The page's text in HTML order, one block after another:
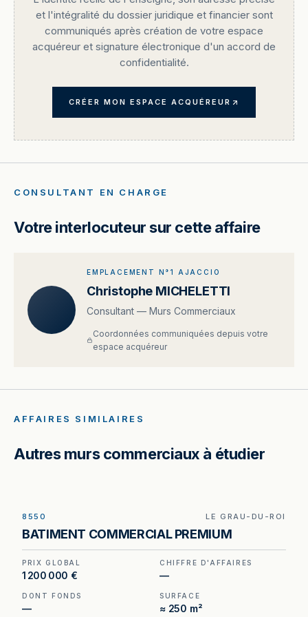
et l'intégralité du dossier juridique et financier sont
communiqués après création de votre espace
acquéreur et signature électronique d'un accord de
confidentialité.
CRÉER MON ESPACE ACQUÉREUR
CONSULTANT EN CHARGE
Votre interlocuteur sur cette affaire
EMPLACEMENT N°1 AJACCIO
Christophe MICHELETTI
Consultant — Murs Commerciaux
Coordonnées communiquées depuis votre
espace acquéreur
AFFAIRES SIMILAIRES
Autres murs commerciaux à étudier
de 1 200 000 €. (Honoraires à la charge du
8550 LE GRAU-DU-ROI
BATIMENT COMMERCIAL PREMIUM
PRIX GLOBAL
1 200 000 €
CHIFFRE D'AFFAIRES
—
DONT FONDS
—
SURFACE
≈ 250 m²